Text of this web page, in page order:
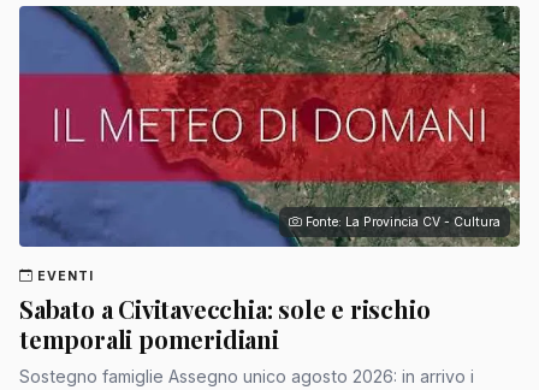
Fonte: La Provincia CV - Cultura
EVENTI
Sabato a Civitavecchia: sole e rischio
temporali pomeridiani
Sostegno famiglie Assegno unico agosto 2026: in arrivo i